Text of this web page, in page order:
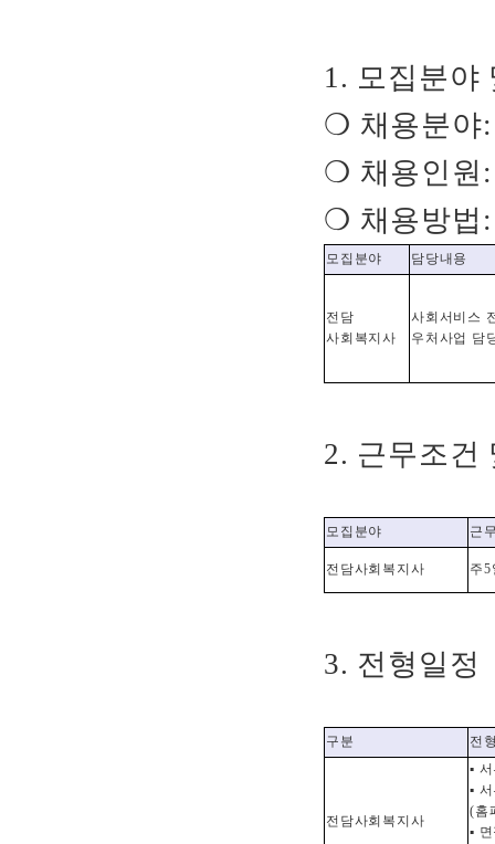
1. 모집분야
❍ 채용분야
❍ 채용인원
❍ 채용방법
모집분야 담당내용
전담
사회복지사
사회서비스
우처사업 담
2. 근무조건
모집분야 근
전담사회복지사 주5
3. 전형일정
구분 전
전담사회복지사
▪
▪
(홈
▪